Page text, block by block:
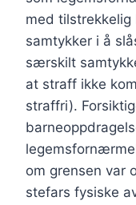
med tilstrekkelig
samtykker i å
særskilt
at straff ikke
straffri).
om grensen var
stefars fysiske